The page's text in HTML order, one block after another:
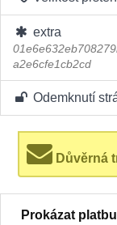
extra
a2e6cfe1cb2cd
Odemknutí
Důvěrná
Prokázat platbu